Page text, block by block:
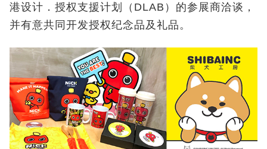
港设计．授权支援计划（DLAB）的参展商洽谈，
并有意共同开发授权纪念品及礼品。